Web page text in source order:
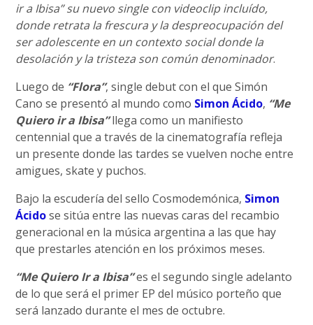
ir a Ibisa” su nuevo single con videoclip incluído,
donde retrata la frescura y la despreocupación del
ser adolescente en un contexto social donde la
desolación y la tristeza son común denominador.
Luego de “Flora”, single debut con el que Simón
Cano se presentó al mundo como Simon Ácido, “Me
Quiero ir a Ibisa”llega como un manifiesto
centennial que a través de la cinematografía refleja
un presente donde las tardes se vuelven noche entre
amigues, skate y puchos.
Bajo la escudería del sello Cosmodemónica, Simon
Ácidose sitúa entre las nuevas caras del recambio
generacional en la música argentina a las que hay
que prestarles atención en los próximos meses.
“Me Quiero Ir a Ibisa”es el segundo single adelanto
de lo que será el primer EP del músico porteño que
será lanzado durante el mes de octubre.